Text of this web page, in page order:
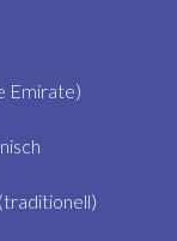
Emirate)